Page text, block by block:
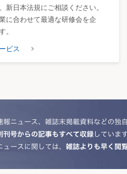
新日本法規にご相談ください。
に合わせて最適な研修会を企
。
ビス